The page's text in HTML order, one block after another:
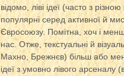
відомо, ліві ідеї (часто з
популярні серед активної й
Євросоюзу. Помітна, хоч і
нас. Отже, текстуальні й
Махно, Брежнєв) більш або
ідеї з умовно лівого арсеналу